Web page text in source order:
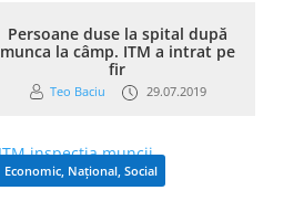
Persoane duse la spital după
munca la câmp. ITM a intrat pe
fir
Teo Baciu 29.07.2019
Economic, Național, Social